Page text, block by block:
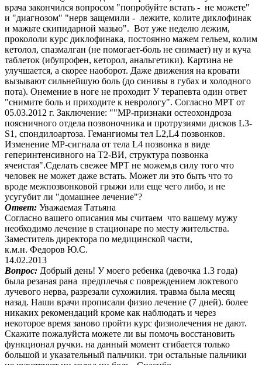
врача закончился вопросом "попробуйте встать - не можете"
и "диагнозом" "нерв защемили - лежите, колите диклофинак
и мажьте скипидарной мазью". Вот уже неделю лежим,
прокололи курс диклофинака, постоянно мажем гельем, колим
кетолол, спазмалган (не помогает-боль не снимает) ну и куча
таблеток (ибупрофен, кеторол, анальгетики). Картина не
улучшается, а скорее наоборот. Даже движения на кровати
вызывают сильнейшую боль (до синивы в губах и холодного
пота). Онемение в ноге не проходит У терапевта один ответ
"снимите боль и приходите к неврологу". Согласно МРТ от
05.03.2012 г. Заключение: ""МР-признаки остеохондроза
поясничного отдела позвоночника и протрузиями дисков L3-
S1, спондилоартоза. Гемангиомы тел L2,L4 позвонков.
Изменение МР-сигнала от тела L4 позвонка в виде
геперинтенсивного на Т2-ВИ, структура позвонка
ячеистая".Сделать свежее МРТ не можем,в силу того что
человек не может даже встать. Может ли это быть что то
вроде межпозвонковой грыжи или еще чего либо, и не
усугубит ли "домашнее лечение"?
Ответ: Уважаемая Татьяна
Согласно вашего описания мы считаем что вашему мужу
необходимо лечение в стационаре по месту жительства.
Заместитель директора по медицинской части,
к.м.н. Федоров Ю.С.
14.02.2013
Вопрос: Добрый день! У моего ребенка (девочка 1.3 года)
была резаная рана предплечья с повреждением локтевого
лучевого нерва, разрезали сухожилия. травма была месяц
назад. Наши врачи прописали физио лечение (7 дней). более
никаких рекомендаций кроме как наблюдать и через
некоторое время заново пройти курс физиолечения не дают.
Скажите пожалуйста можете ли вы помочь восстановить
функционал ручки. на данный момент сгибается только
большой и указательный пальчики. три остальные пальчики